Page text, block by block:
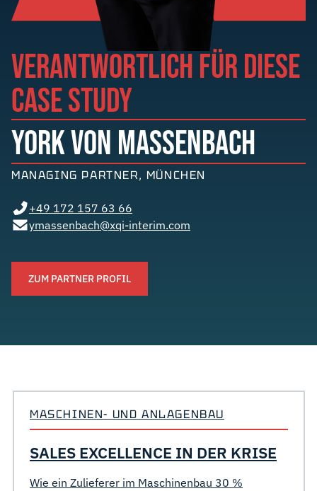
VERANTWORTLICH FÜR DIESE
CASE STUDY
YORK VON MASSENBACH
MANAGING PARTNER, MÜNCHEN
+49 172 157 63 66
ymassenbach@xqi-interim.com
ZUM PARTNER PROFIL
MASCHINEN- UND ANLAGENBAU
SALES EXCELLENCE IN DER KRISE
Wie ein Zulieferer im Maschinenbau 30 %